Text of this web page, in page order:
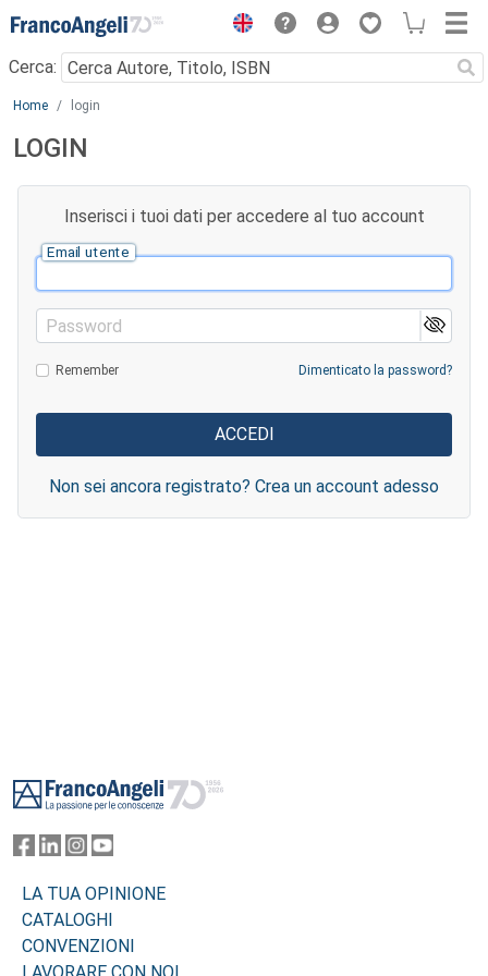
Menu
Cerca:
Main content
Home login
LOGIN
Inserisci i tuoi dati per accedere al tuo account
Email utente
Password
Remember Dimenticato la password?
Non sei ancora registrato? Crea un account adesso
LA TUA OPINIONE
CATALOGHI
CONVENZIONI